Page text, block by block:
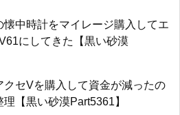
懐中時計をマイレージ購入してエ
にしてきた【黒い砂漠
クセVを購入して資金が減ったの
【黒い砂漠Part5361】